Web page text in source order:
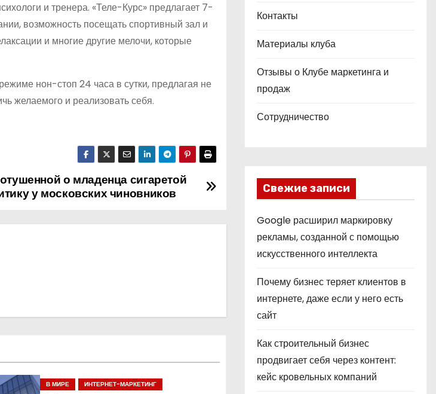
и тренера. «Теле-Курс» предлагает 7-
возможность посещать спортивный зал и
и многие другие мелочи, которые
нон-стоп 24 часа в сутки, предлагая не
желаемого и реализовать себя.
о младенца сигаретой
у московских чиновников
В МИРЕ ИНТЕРНЕТ-МАРКЕТИНГ
Контакты
Материалы клуба
Отзывы о Клубе маркетинга и
продаж
Сотрудничество
Свежие записи
Google расширил маркировку
рекламы, созданной с помощью
искусственного интеллекта
Почему бизнес теряет клиентов в
интернете, даже если у него есть
сайт
Как строительный бизнес
продвигает себя через контент:
кейс кровельных компаний